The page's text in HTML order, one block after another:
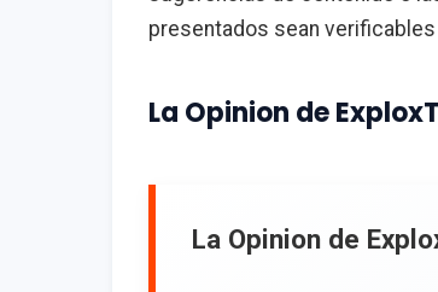
presentados sean
La Opinion de
La Opinion de